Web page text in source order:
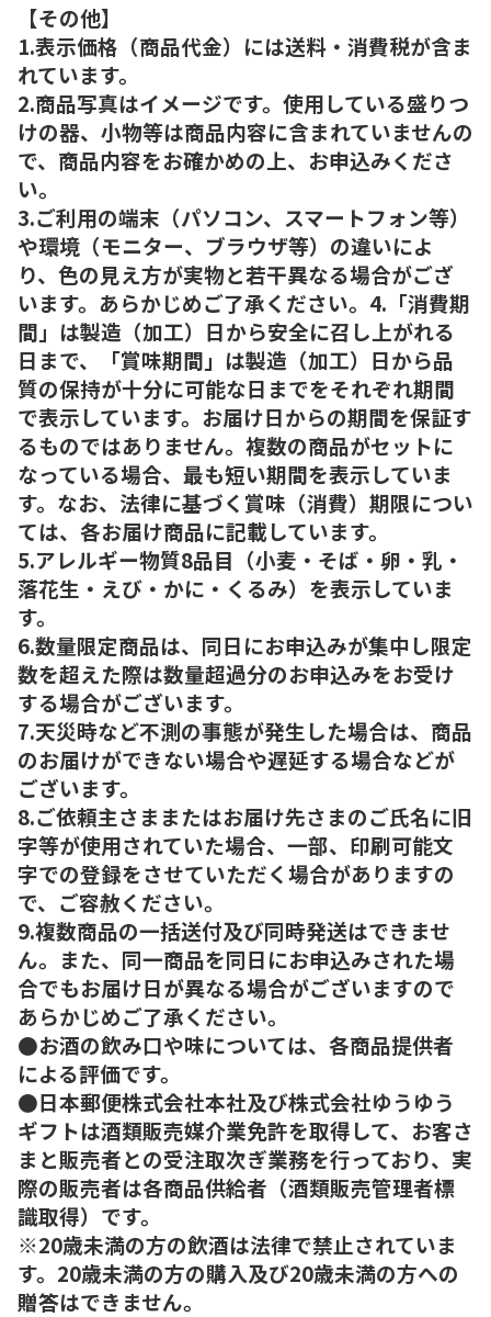
【その他】
1.表示価格（商品代金）には送料・消費税が含ま
れています。
2.商品写真はイメージです。使用している盛りつ
けの器、小物等は商品内容に含まれていませんの
で、商品内容をお確かめの上、お申込みくださ
い。
3.ご利用の端末（パソコン、スマートフォン等）
や環境（モニター、ブラウザ等）の違いによ
り、色の見え方が実物と若干異なる場合がござ
います。あらかじめご了承ください。4.「消費期
間」は製造（加工）日から安全に召し上がれる
日まで、「賞味期間」は製造（加工）日から品
質の保持が十分に可能な日までをそれぞれ期間
で表示しています。お届け日からの期間を保証す
るものではありません。複数の商品がセットに
なっている場合、最も短い期間を表示していま
す。なお、法律に基づく賞味（消費）期限につい
ては、各お届け商品に記載しています。
5.アレルギー物質8品目（小麦・そば・卵・乳・
落花生・えび・かに・くるみ）を表示していま
す。
6.数量限定商品は、同日にお申込みが集中し限定
数を超えた際は数量超過分のお申込みをお受け
する場合がございます。
7.天災時など不測の事態が発生した場合は、商品
のお届けができない場合や遅延する場合などが
ございます。
8.ご依頼主さままたはお届け先さまのご氏名に旧
字等が使用されていた場合、一部、印刷可能文
字での登録をさせていただく場合がありますの
で、ご容赦ください。
9.複数商品の一括送付及び同時発送はできませ
ん。また、同一商品を同日にお申込みされた場
合でもお届け日が異なる場合がございますので
あらかじめご了承ください。
●お酒の飲み口や味については、各商品提供者
による評価です。
●日本郵便株式会社本社及び株式会社ゆうゆう
ギフトは酒類販売媒介業免許を取得して、お客さ
まと販売者との受注取次ぎ業務を行っており、実
際の販売者は各商品供給者（酒類販売管理者標
識取得）です。
※20歳未満の方の飲酒は法律で禁止されていま
す。20歳未満の方の購入及び20歳未満の方への
贈答はできません。